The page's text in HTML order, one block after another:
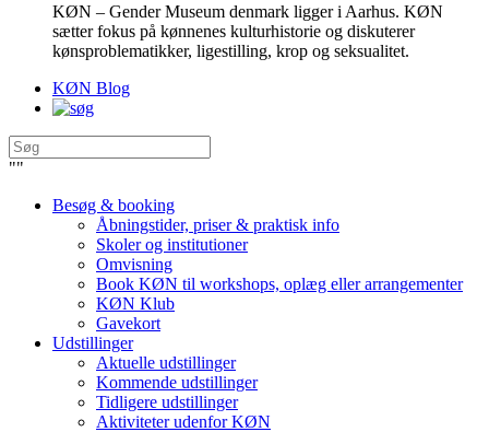
KØN – Gender Museum denmark ligger i Aarhus. KØN
sætter fokus på kønnenes kulturhistorie og diskuterer
kønsproblematikker, ligestilling, krop og seksualitet.
KØN Blog
""
Besøg & booking
Åbningstider, priser & praktisk info
Skoler og institutioner
Omvisning
Book KØN til workshops, oplæg eller arrangementer
KØN Klub
Gavekort
Udstillinger
Aktuelle udstillinger
Kommende udstillinger
Tidligere udstillinger
Aktiviteter udenfor KØN